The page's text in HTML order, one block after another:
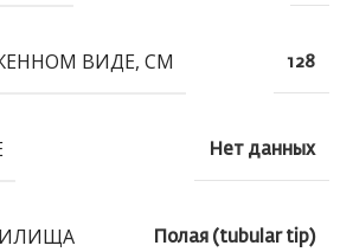
ВИДЕ, СМ 128
Нет данных
Полая (tubular tip)